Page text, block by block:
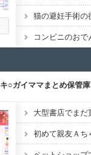
キ○ガイママまとめ保管庫